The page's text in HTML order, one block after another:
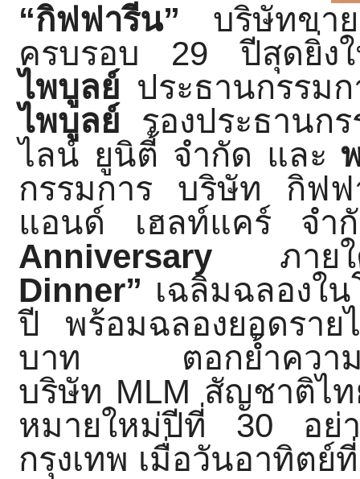
“กิฟฟารีน” บริษัทขา
ครบรอบ 29 ปีสุดยิ่ง
ไพบูลย์ ประธานกรรมก
ไพบูลย์ รองประธาน
ไลน์ ยูนิตี้ จำกัด และ
กรรมการ บริษัท กิฟ
แอนด์ เฮลท์แคร์ จ
Anniversary
ภา
Dinner” เฉลิมฉลองใ
ปี พร้อมฉลองยอดราย
บาท ตอกย้ำความ
บริษัท MLM สัญชาติไ
หมายใหม่ปีที่ 30 อย่า
กรุงเทพ เมื่อวันอาทิต